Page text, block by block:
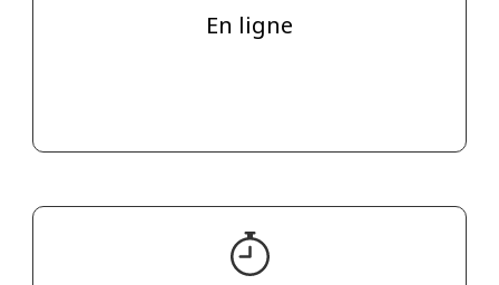
En ligne